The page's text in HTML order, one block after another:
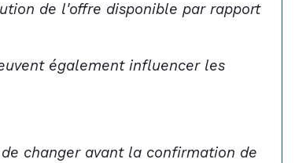
de l'offre disponible par rapport
également influencer les
changer avant la confirmation de